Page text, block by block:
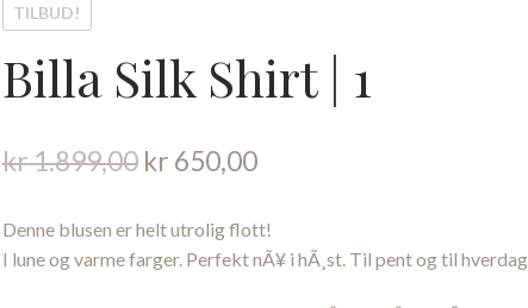
TILBUD!
Billa Silk Shirt | 1
kr1.899,00 Opprinnelig
var:
kr 1.899,00.
kr 650,00Nåværende
er:
kr 650,00.
Denne blusen er helt utrolig flott!
I lune og varme farger. Perfekt nÃ¥ i hÃ¸st. Til pent og til